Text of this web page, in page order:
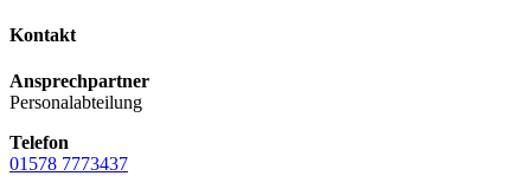
Kontakt
Ansprechpartner
Personalabteilung
Telefon
01578 7773437